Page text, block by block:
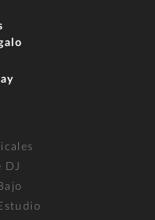
DJ